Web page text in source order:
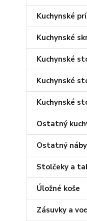
Kuchynské
Kuchynské
Kuchynské
Kuchynské
Kuchynské
Ostatný
Ostatný
Stolčeky a
Úložné koše
Zásuvky a